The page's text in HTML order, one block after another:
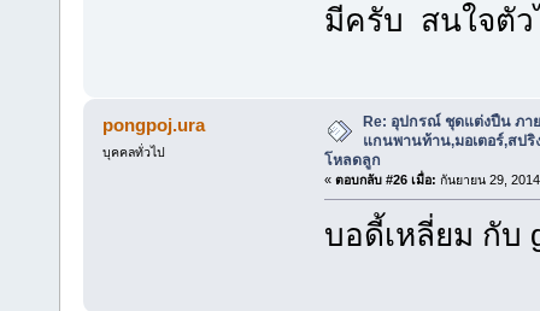
มีครับ สนใจตัว
pongpoj.ura
บุคคลทั่วไป
Re: อุปกรณ์ ชุดแต่งปืน ภา
แกนพานท้าน,มอเตอร์,สปริ
โหลดลูก
« ตอบกลับ #26 เมื่อ: กันยายน 29,
บอดี้เหลี่ยม กับ